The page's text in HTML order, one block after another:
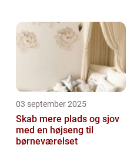
03 september 2025
Skab mere plads og sjov
med en højseng til
børneværelset